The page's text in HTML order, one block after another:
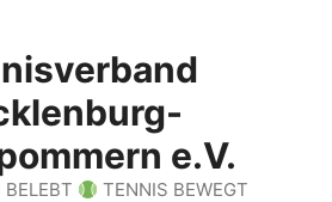
e.V.
TENNIS BEWEGT